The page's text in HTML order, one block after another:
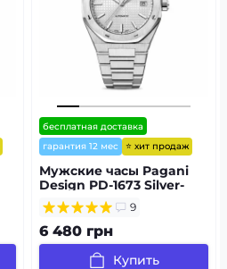
бесплатная доставка
гарантия 12 мес
⭐ хит продаж
Мужские часы Pagani
Design PD-1673 Silver-
Silver
9
6 480 грн
Купить